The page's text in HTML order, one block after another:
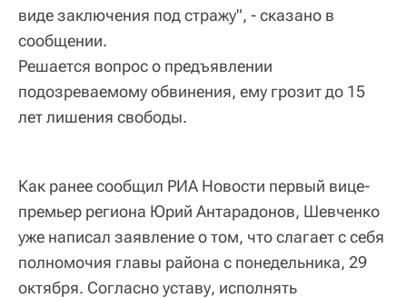
виде заключения под стражу", - сказано в
сообщении.
Решается вопрос о предъявлении
подозреваемому обвинения, ему грозит до 15
лет лишения свободы.
Как ранее сообщил РИА Новости первый вице-
премьер региона Юрий Антарадонов, Шевченко
уже написал заявление о том, что слагает с себя
полномочия главы района с понедельника, 29
октября. Согласно уставу, исполнять